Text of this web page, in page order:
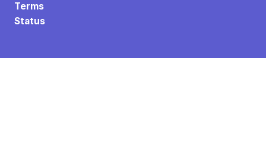
Terms
Status